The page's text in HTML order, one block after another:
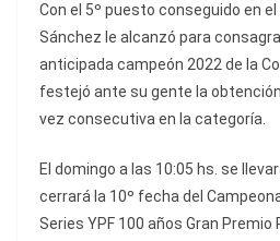
Con el 5º puesto conseguido en
Sánchez le alcanzó para
anticipada campeón 2022 de la
festejó ante su gente la
vez consecutiva en la categoría.
El domingo a las 10:05 hs. se
cerrará la 10º fecha del
Series YPF 100 años Gran